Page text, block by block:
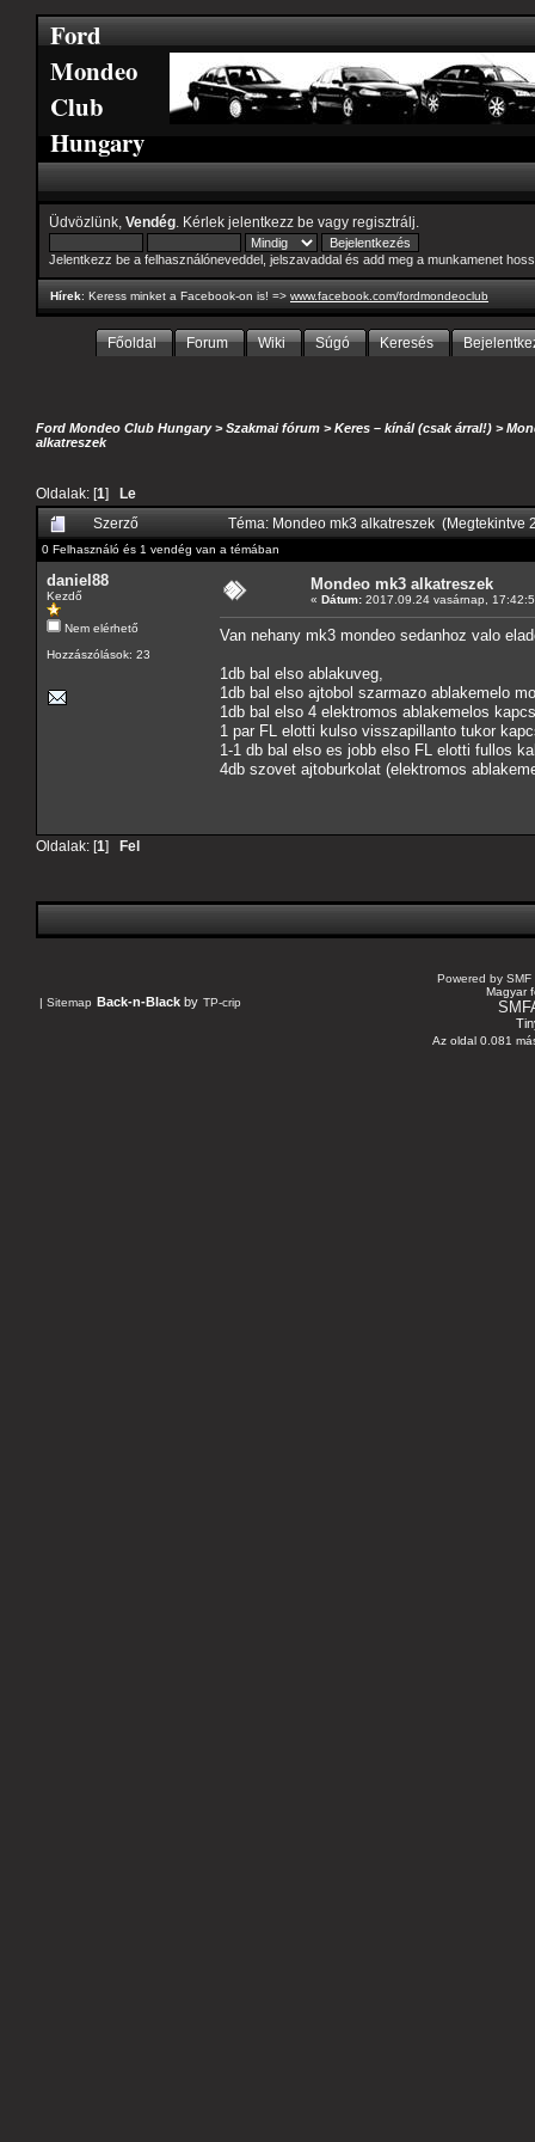
Ford
Mondeo
Club
Hungary
Üdvözlünk, Vendég . Kérlek jelentkezz be vagy regisztrálj
Jelentkezz be a felhasználóneveddel, jelszavaddal és add meg a munkamenet
Hírek: Keress minket a Facebook-on is! => www.facebook.com/fordmondeoclub
Főoldal Forum Wiki Súgó Keresés
Ford Mondeo Club Hungary>Szakmai fórum >Keres – kínál (csak árral!) >
alkatreszek
Oldalak: [1] Le
Szerző
Téma: Mondeo mk3 alkatreszek (Megtekintve
0 Felhasználó és 1 vendég van a témában
daniel88
Kezdő
Nem elérhető
Hozzászólások: 23
Mondeo mk3 alkatreszek
« Dátum: 2017.09.24 vasárnap,
Van nehany mk3 mondeo sedanhoz valo
1db bal elso ablakuveg,
1db bal elso ajtobol szarmazo ablakemelo
1db bal elso 4 elektromos ablakemelos
1 par FL elotti kulso visszapillanto tukor
1-1 db bal elso es jobb elso FL elotti fullos
4db szovet ajtoburkolat (elektromos
Oldalak: [1] Fel
| Sitemap Back-n-Black by TP-crip
Powered by SMF
Magyar
Az oldal 0.081